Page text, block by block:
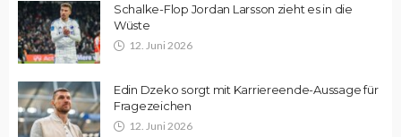
Schalke-Flop Jordan Larsson zieht es in die
Wüste
12. Juni 2026
Edin Dzeko sorgt mit Karriereende-Aussage für
Fragezeichen
12. Juni 2026